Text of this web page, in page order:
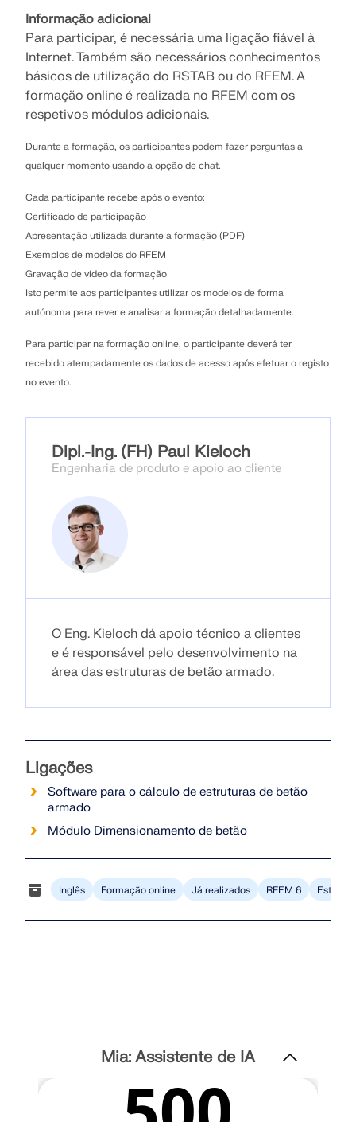
Informação adicional
Para participar, é necessária uma ligação fiável à
Internet. Também são necessários conhecimentos
básicos de utilização do RSTAB ou do RFEM. A
formação online é realizada no RFEM com os
respetivos módulos adicionais.
Durante a formação, os participantes podem fazer perguntas a
qualquer momento usando a opção de chat.
Cada participante recebe após o evento:
Certificado de participação
Apresentação utilizada durante a formação (PDF)
Exemplos de modelos do RFEM
Gravação de vídeo da formação
Isto permite aos participantes utilizar os modelos de forma
autónoma para rever e analisar a formação detalhadamente.
Para participar na formação online, o participante deverá ter
recebido atempadamente os dados de acesso após efetuar o registo
no evento.
Dipl.-Ing. (FH) Paul Kieloch
Engenharia de produto e apoio ao cliente
O Eng. Kieloch dá apoio técnico a clientes
e é responsável pelo desenvolvimento na
área das estruturas de betão armado.
Ligações
Software para o cálculo de estruturas de betão
armado
Módulo Dimensionamento de betão
Inglês Formação online Já realizados RFEM 6
Mia: Assistente de IA